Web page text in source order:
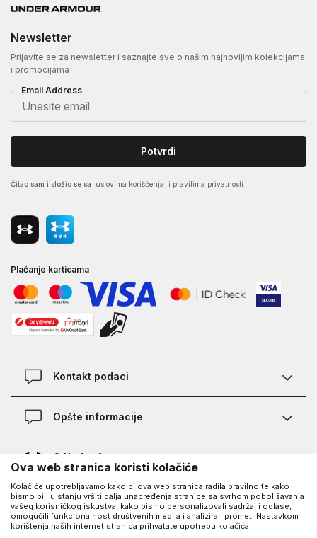
Newsletter
Prijavite se za newsletter i saznajte sve o našim najnovijim kolekcijama
i promocijama
Email Address
Potvrdi
Čitao sam i složio se sa uslovima korišćenja i pravilima privatnosti
Plaćanje karticama
Kontakt podaci
Kontakt
Opšte informacije
Provjera statusa porudžbine
Najčešća pitanja
Kako kupiti
O Under Armour-u
O nama - priča o UA
Saznajte više o UA
Karijera
UA Social
Facebook
Ova web stranica koristi kolačiće
Kolačiće upotrebljavamo kako bi ova web stranica radila pravilno te kako
bismo bili u stanju vršiti dalja unapređenja stranice sa svrhom poboljšavanja
vašeg korisničkog iskustva, kako bismo personalizovali sadržaj i oglase,
omogućili funkcionalnost društvenih medija i analizirali promet. Nastavkom
korištenja naših internet stranica prihvatate upotrebu kolačića.